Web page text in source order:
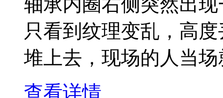
只看到纹理变乱，高
堆上去，现场的人当
查看详情